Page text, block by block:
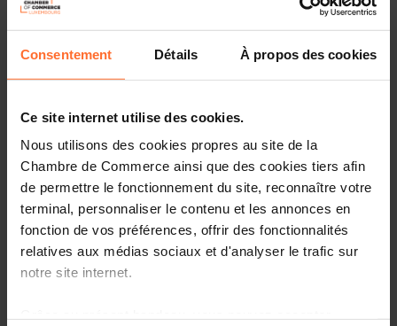
Consentement Détails À propos des cookies
Ce site internet utilise des cookies.
Nous utilisons des cookies propres au site de la
Chambre de Commerce ainsi que des cookies tiers afin
de permettre le fonctionnement du site, reconnaître votre
terminal, personnaliser le contenu et les annonces en
fonction de vos préférences, offrir des fonctionnalités
relatives aux médias sociaux et d'analyser le trafic sur
notre site internet.
convient leurs distributeurs (family offices, avocats,
ravie de pouvoir offrir à une partie de sa
communauté la possibilité de participer à
notre conférence en personne de 14h00 à
17h00. Bien que la présence physique soit
limitée par la capacité de la salle, nous avons
pensé à chacun ! C'est pourquoi nous
proposons également de suivre en direct ces
ligne, en streaming. Pour cette édition, nous